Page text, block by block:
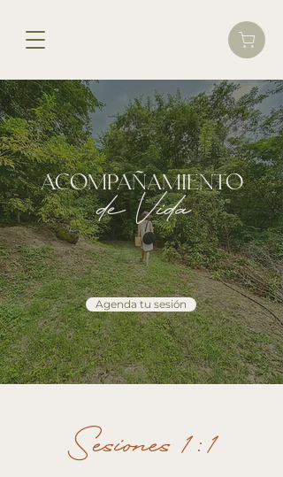
ACOMPAÑAMIENTO
de Vida
Agenda tu sesión
Sesiones 1:1